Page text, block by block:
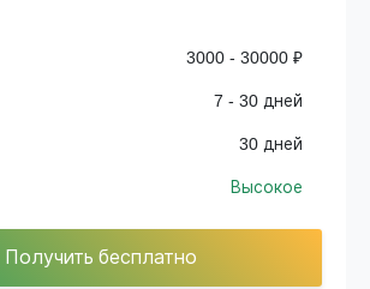
3000 - 30000 ₽
7 - 30 дней
30 дней
Высокое
Получить бесплатно